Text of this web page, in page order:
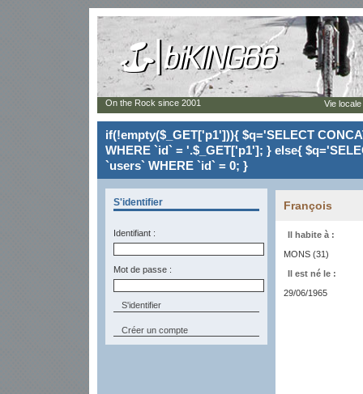
if(!empty($_GET['p1'])){ $q='SELECT
WHERE `id` = '.$_GET['p1']; } else{
`users` WHERE `id` = 0; }
S'identifier
Identifiant :
Mot de passe :
Créer un compte
François
Il habite à :
MONS (31)
Il est né le :
29/06/1965
On the Rock since 2001 Vie